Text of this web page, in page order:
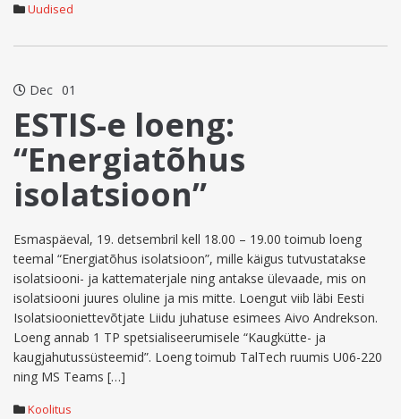
Uudised
Dec 01
ESTIS-e loeng:
“Energiatõhus
isolatsioon”
Esmaspäeval, 19. detsembril kell 18.00 – 19.00 toimub loeng
teemal “Energiatõhus isolatsioon”, mille käigus tutvustatakse
isolatsiooni- ja kattematerjale ning antakse ülevaade, mis on
isolatsiooni juures oluline ja mis mitte. Loengut viib läbi Eesti
Isolatsiooniettevõtjate Liidu juhatuse esimees Aivo Andrekson.
Loeng annab 1 TP spetsialiseerumisele “Kaugkütte- ja
kaugjahutussüsteemid”. Loeng toimub TalTech ruumis U06-220
ning MS Teams […]
Koolitus